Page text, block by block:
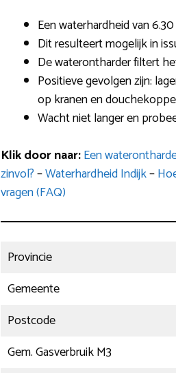
Een waterhardheid van
Dit resulteert mogelijk in
De waterontharder filtert
Positieve gevolgen zijn:
op kranen en
Wacht niet langer en
Klik door naar:Een
zinvol?–Waterhardheid Indijk–
vragen (FAQ)
Provincie
Gemeente
Postcode
Gem. Gasverbruik M3